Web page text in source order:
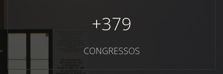
+379
CONGRESSOS